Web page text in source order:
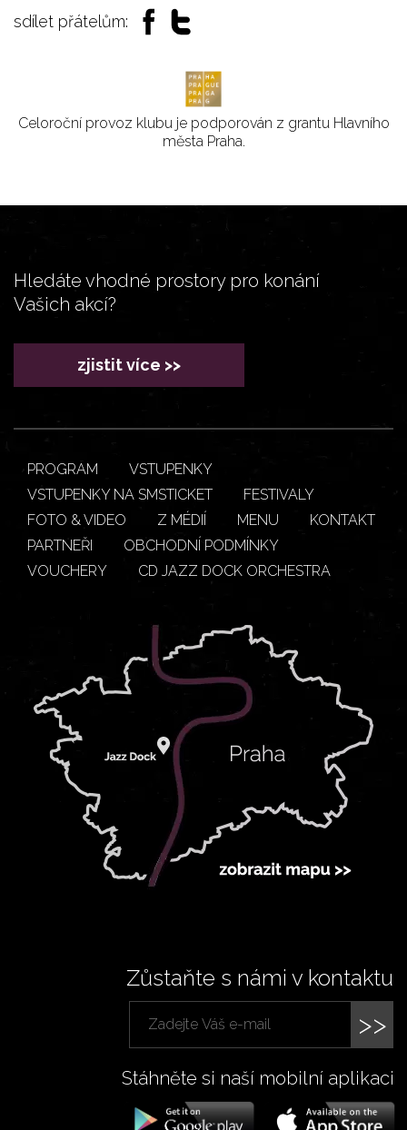
sdílet přátelům:
Celoroční provoz klubu je podporován z grantu Hlavního
města Praha.
Hledáte vhodné prostory pro konání
Vašich akcí?
zjistit více >>
PROGRAM
VSTUPENKY
VSTUPENKY NA SMSTICKET
FESTIVALY
FOTO & VIDEO
Z MÉDIÍ MENU
KONTAKT
PARTNEŘI
OBCHODNÍ PODMÍNKY
VOUCHERY
CD JAZZ DOCK ORCHESTRA
Zůstaňte s námi v kontaktu
>>
Stáhněte si naší mobilní aplikaci